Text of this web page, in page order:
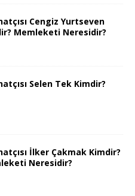
Cengiz Yurtseven
Memleketi Neresidir?
Selen Tek Kimdir?
İlker Çakmak Kimdir?
Neresidir?